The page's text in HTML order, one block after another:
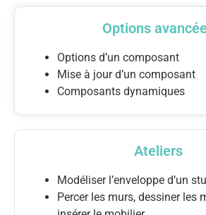
Options
Options d’un composant
Mise à jour d’un composant
Composants dynamiques
Ateliers
Modéliser l’enveloppe d’un
Percer les murs, dessiner les